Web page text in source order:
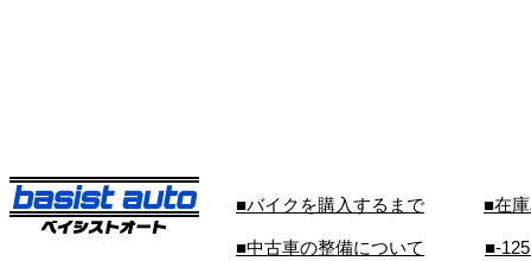
■バイクを購入するまで ■在
■中古車の整備について
■-